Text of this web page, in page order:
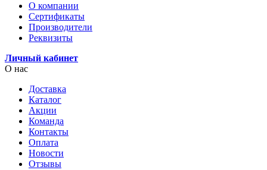
О компании
Сертификаты
Производители
Реквизиты
Личный кабинет
О нас
Доставка
Каталог
Акции
Команда
Контакты
Оплата
Новости
Отзывы